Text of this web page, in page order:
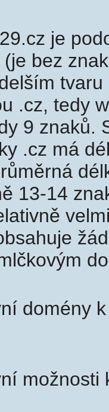
je
bez
.cz, tedy
9 znaků.
.cz má
13-14
domény
možnosti